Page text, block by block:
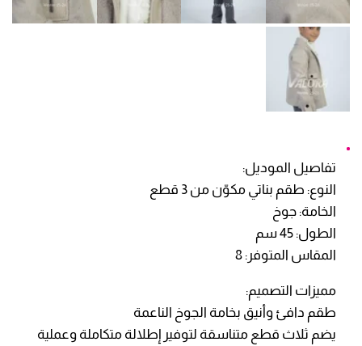
تفاصيل الموديل:
النوع: طقم بناتي مكوّن من 3 قطع
الخامة: جوخ
الطول: 45 سم
المقاس المتوفر: 8
مميزات التصميم:
طقم دافئ وأنيق بخامة الجوخ الناعمة
يضم ثلاث قطع متناسقة لتوفير إطلالة متكاملة وعملية